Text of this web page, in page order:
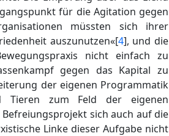
für die Agitation gegen
müssten sich ihrer
auszunutzen«[4], und die
nicht einfach zu
gegen das Kapital zu
der eigenen Programmatik
Tieren zum Feld der eigenen
sich auch auf die
Linke dieser Aufgabe nicht